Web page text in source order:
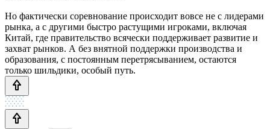
Но фактически соревнование происходит вовсе не с лидерами
рынка, а с другими быстро растущими игроками, включая
Китай, где правительство всячески поддерживает развитие и
захват рынков. А без внятной поддержки производства и
образования, с постоянным перетрясыванием, остаются
только шильдики, особый путь.